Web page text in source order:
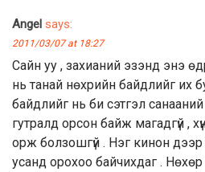
Angel says:
2011/03/07 at 18:27
Сайн уу , захианий эзэнд энэ
нь танай нөхрийн байдлийг их
байдлийг нь би сэтгэл
гутралд орсон байж магадгүй ,
орж болзошгүй . Нэг кинон
усанд орохоо байчихдаг . Нөхөр